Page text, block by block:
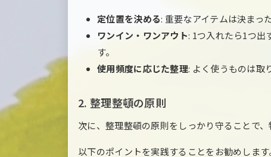
定位置を決める: 重要なアイテムは決まっ
ワンイン・ワンアウト: 1つ入れたら1つ出
す。
使用頻度に応じた整理: よく使うものは取
2. 整理整頓の原則
次に、整理整頓の原則をしっかり守ることで
以下のポイントを実践することをお勧めします